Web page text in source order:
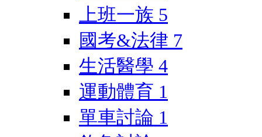
上班一族 5
國考&法律 7
生活醫學 4
運動體育 1
單車討論 1